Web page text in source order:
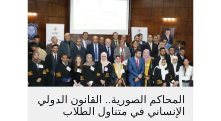
المحاكم الصورية.. القانون الدولي
الإنساني في متناول الطلاب